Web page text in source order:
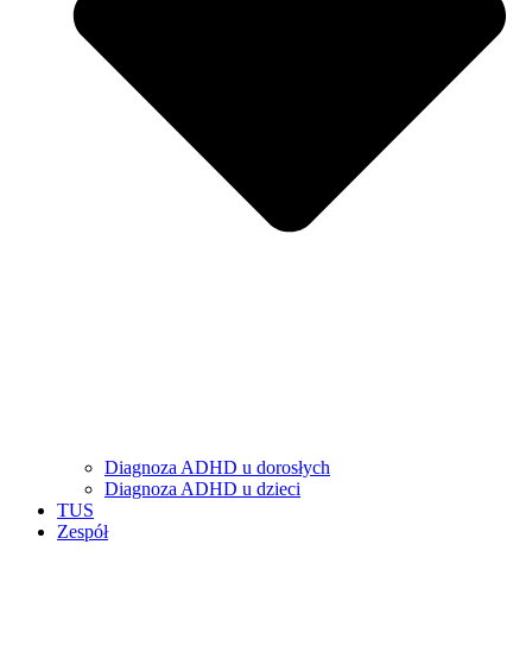
Diagnoza ADHD u dorosłych
Diagnoza ADHD u dzieci
TUS
Zespół